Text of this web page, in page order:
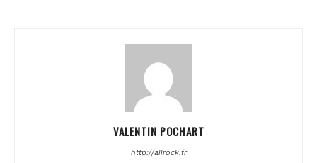
VALENTIN POCHART
http://allrock.fr